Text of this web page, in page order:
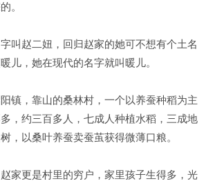
。
叫赵二妞，回归赵家的她可不想有个土名
儿，她在现代的名字就叫暖儿。
镇，靠山的桑林村，一个以养蚕种稻为主
，约三百多人，七成人种植水稻，三成地
，以桑叶养蚕卖蚕茧获得微薄口粮。
家更是村里的穷户，家里孩子生得多，光